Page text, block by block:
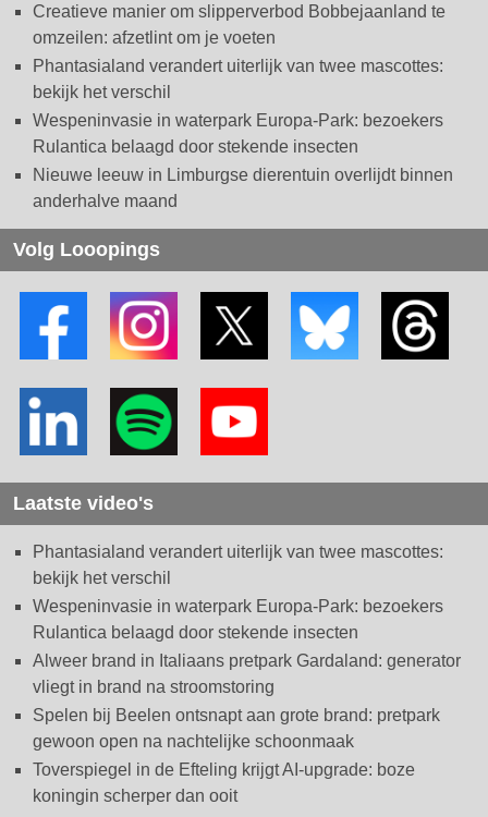
Creatieve manier om slipperverbod Bobbejaanland te
omzeilen: afzetlint om je voeten
Phantasialand verandert uiterlijk van twee mascottes:
bekijk het verschil
Wespeninvasie in waterpark Europa-Park: bezoekers
Rulantica belaagd door stekende insecten
Nieuwe leeuw in Limburgse dierentuin overlijdt binnen
anderhalve maand
Volg Looopings
Laatste video's
Phantasialand verandert uiterlijk van twee mascottes:
bekijk het verschil
Wespeninvasie in waterpark Europa-Park: bezoekers
Rulantica belaagd door stekende insecten
Alweer brand in Italiaans pretpark Gardaland: generator
vliegt in brand na stroomstoring
Spelen bij Beelen ontsnapt aan grote brand: pretpark
gewoon open na nachtelijke schoonmaak
Toverspiegel in de Efteling krijgt AI-upgrade: boze
koningin scherper dan ooit